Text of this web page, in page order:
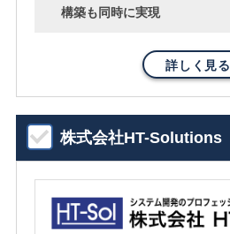
構築も同時に実現
詳しく見る
株式会社HT-Solutions